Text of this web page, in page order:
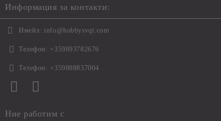
Информация за контакти:
Имейл: info@hobbysvqt.com
Телефон: +359893782676
Телефон: +359888837004
Ние работим с